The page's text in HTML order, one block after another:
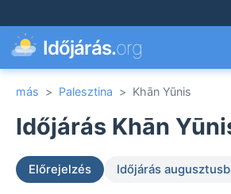
Időjárás.org
más > Palesztina > Khān Yūnis
Időjárás Khān
Előrejelzés Időjárás